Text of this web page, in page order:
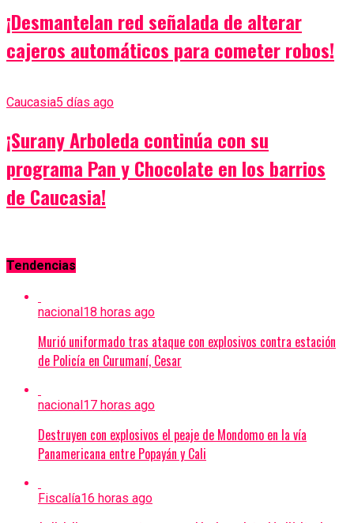
¡Desmantelan red señalada de alterar
cajeros automáticos para cometer robos!
Caucasia5 días ago
¡Surany Arboleda continúa con su
programa Pan y Chocolate en los barrios
de Caucasia!
Tendencias
nacional18 horas ago
Murió uniformado tras ataque con explosivos contra estación
de Policía en Curumaní, Cesar
nacional17 horas ago
Destruyen con explosivos el peaje de Mondomo en la vía
Panamericana entre Popayán y Cali
Fiscalía16 horas ago